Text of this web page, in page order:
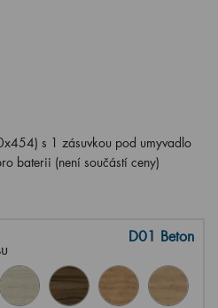
s 1 zásuvkou pod umyvadlo
baterii (není součástí ceny)
D01 Beton